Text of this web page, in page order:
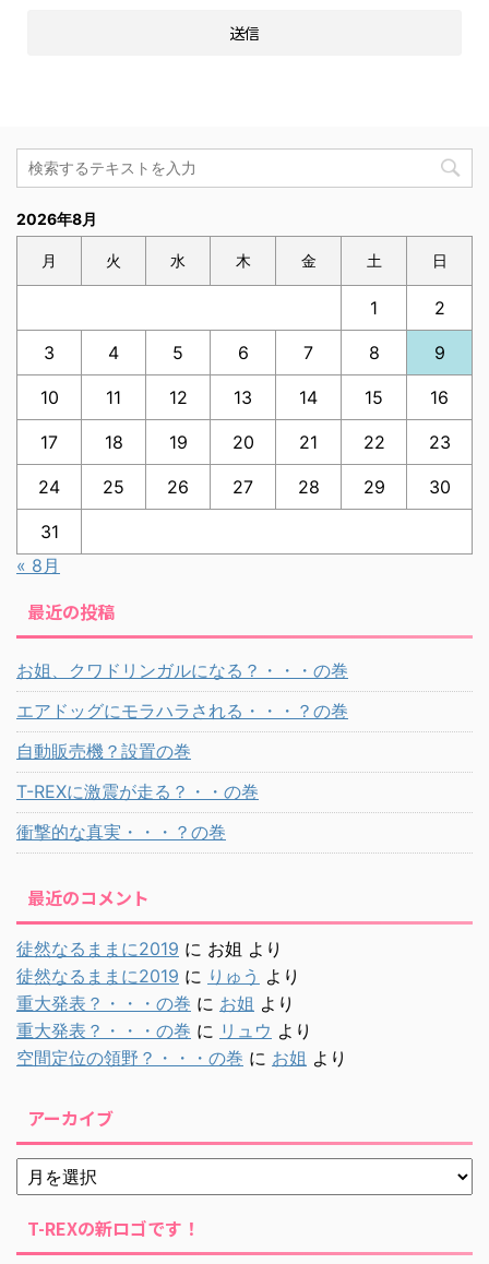
2026年8月
月 火 水 木 金 土 日
1 2
3 4 5 6 7 8 9
10 11 12 13 14 15 16
17 18 19 20 21 22 23
24 25 26 27 28 29 30
31
« 8月
最近の投稿
お姐、クワドリンガルになる？・・・の巻
エアドッグにモラハラされる・・・？の巻
自動販売機？設置の巻
T-REXに激震が走る？・・の巻
衝撃的な真実・・・？の巻
最近のコメント
徒然なるままに2019 に お姐 より
徒然なるままに2019 に りゅう より
重大発表？・・・の巻 に お姐 より
重大発表？・・・の巻 に リュウ より
空間定位の領野？・・・の巻 に お姐 より
アーカイブ
T-REXの新ロゴです！